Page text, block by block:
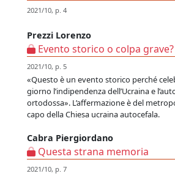
2021/10, p. 4
Prezzi Lorenzo
Evento storico o colpa grave?
2021/10, p. 5
«Questo è un evento storico perché
giorno l’indipendenza dell’Ucraina e
ortodossa». L’affermazione è del
capo della Chiesa ucraina autocefala.
Cabra Piergiordano
Questa strana memoria
2021/10, p. 7